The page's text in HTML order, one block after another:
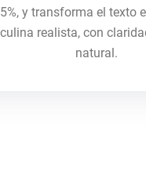
y transforma el texto
realista, con
natural.